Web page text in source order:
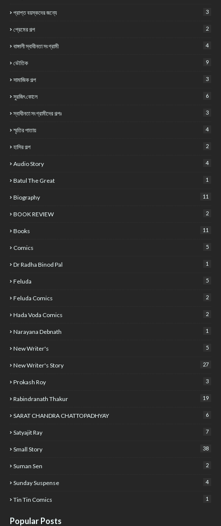
প্রাপ্ত বয়স্কদের জন্যে 3
প্রেমের গল্প 2
বাঙ্গালী স্বাধীনতা সংগ্রামী 4
ভৌতিক 9
সামাজিক গল্প 3
সুরজিৎ কোলে 6
স্বাধীনতা সংগ্রামীদের গল্পঃ 3
স্মৃতির পাতায় 4
হাসির গল্প 2
Audio Story 4
Batul The Great 1
Biography 11
BOOK REVIEW 2
Books 11
Comics 5
Dr Radha Binod Pal 1
Feluda 5
Feluda Comics 2
Hada Voda Comics 2
Narayana Debnath 1
New Writer's 5
New Writer's Story 27
Prokash Roy 3
Rabindranath Thakur 19
SARAT CHANDRA CHATTOPADHYAY 6
Satyajit Ray 7
Small Story 38
Suman Sen 2
Sunday Suspense 4
Tin Tin Comics 1
Popular Posts